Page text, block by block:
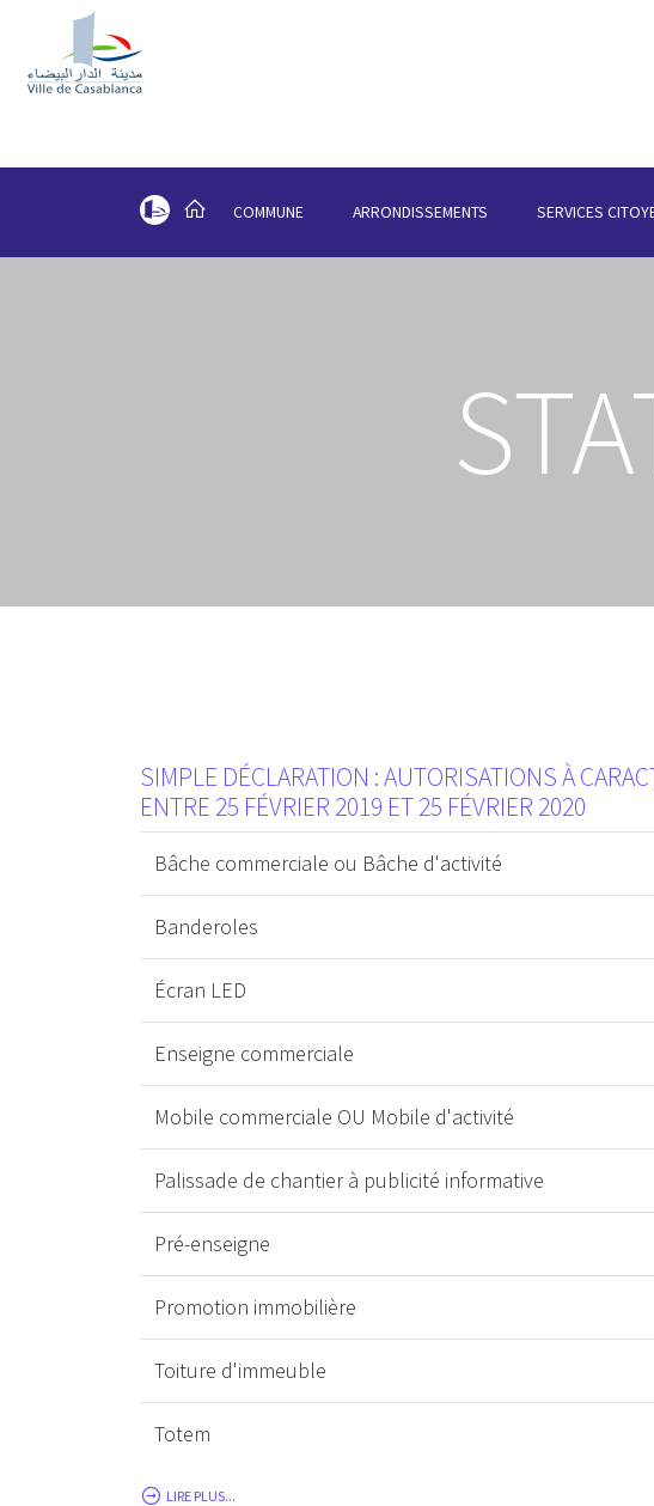
COMMUNE ARRONDISSEMENTS SERVICES
SIMPLE DÉCLARATION : AUTORISATIONS À
ENTRE 25 FÉVRIER 2019 ET 25 FÉVRIER 2020
Bâche commerciale ou Bâche d'activité
Banderoles
Écran LED
Enseigne commerciale
Mobile commerciale OU Mobile d'activité
Palissade de chantier à publicité informative
Pré-enseigne
Promotion immobilière
Toiture d'immeuble
Totem
LIRE PLUS...